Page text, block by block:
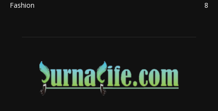
Fashion
8